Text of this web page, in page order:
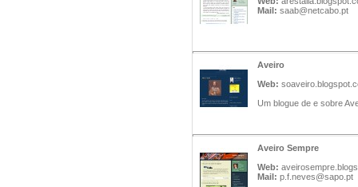
Mail: saab@netcabo.pt
Aveiro
Web:
Um blogue de e sobre
Aveiro Sempre
Web:
Mail: p.f.neves@sapo.pt